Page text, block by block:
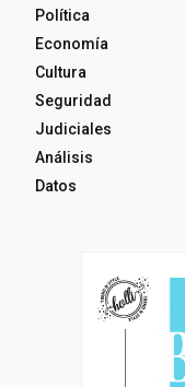
Política
Economía
Cultura
Seguridad
Judiciales
Análisis
Datos